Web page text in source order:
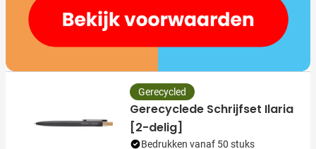
Gerecycled
Gerecyclede Schrijfset Ilaria
[2-delig]
Bedrukken vanaf 50 stuks